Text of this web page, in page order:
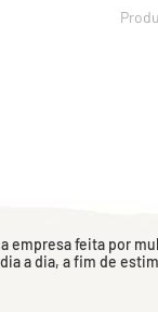
empresa feita por
a dia, a fim de